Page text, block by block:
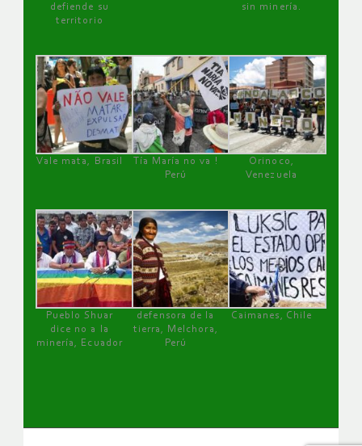
defiende su
territorio
sin minería.
Vale mata, Brasil
Tía María no va !
Perú
Orinoco,
Venezuela
Pueblo Shuar
dice no a la
minería, Ecuador
defensora de la
tierra, Melchora,
Perú
Caimanes, Chile